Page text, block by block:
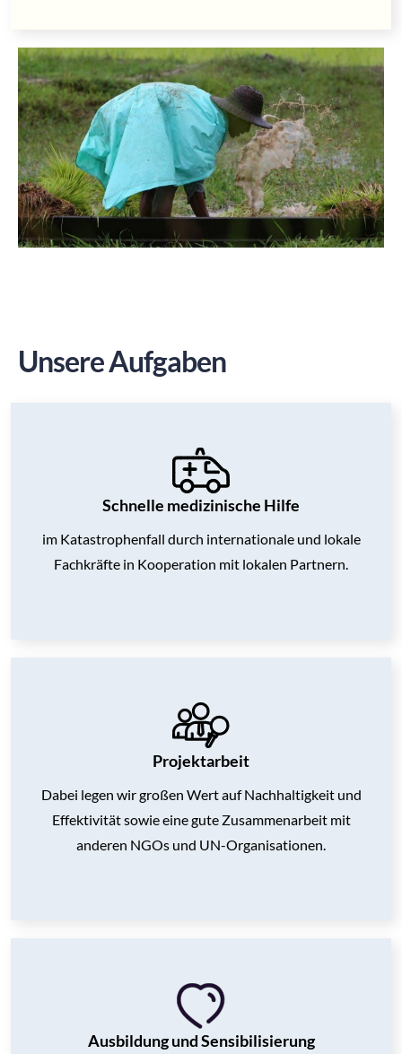
Unsere Aufgaben
Schnelle medizinische Hilfe
im Katastrophenfall durch internationale und lokale
Fachkräfte in Kooperation mit lokalen Partnern.
Projektarbeit
Dabei legen wir großen Wert auf Nachhaltigkeit und
Effektivität sowieeine gute Zusammenarbeit mit
anderen NGOs und UN-Organisationen.
Ausbildung und Sensibilisierung